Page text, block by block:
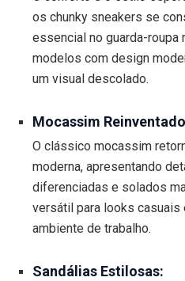
os chunky sneakers se
essencial no guarda-roupa
modelos com design
um visual descolado.
Mocassim
O clássico mocassim
moderna, apresentando
diferenciadas e solados
versátil para looks casuais
ambiente de trabalho.
Sandálias Estilosas: